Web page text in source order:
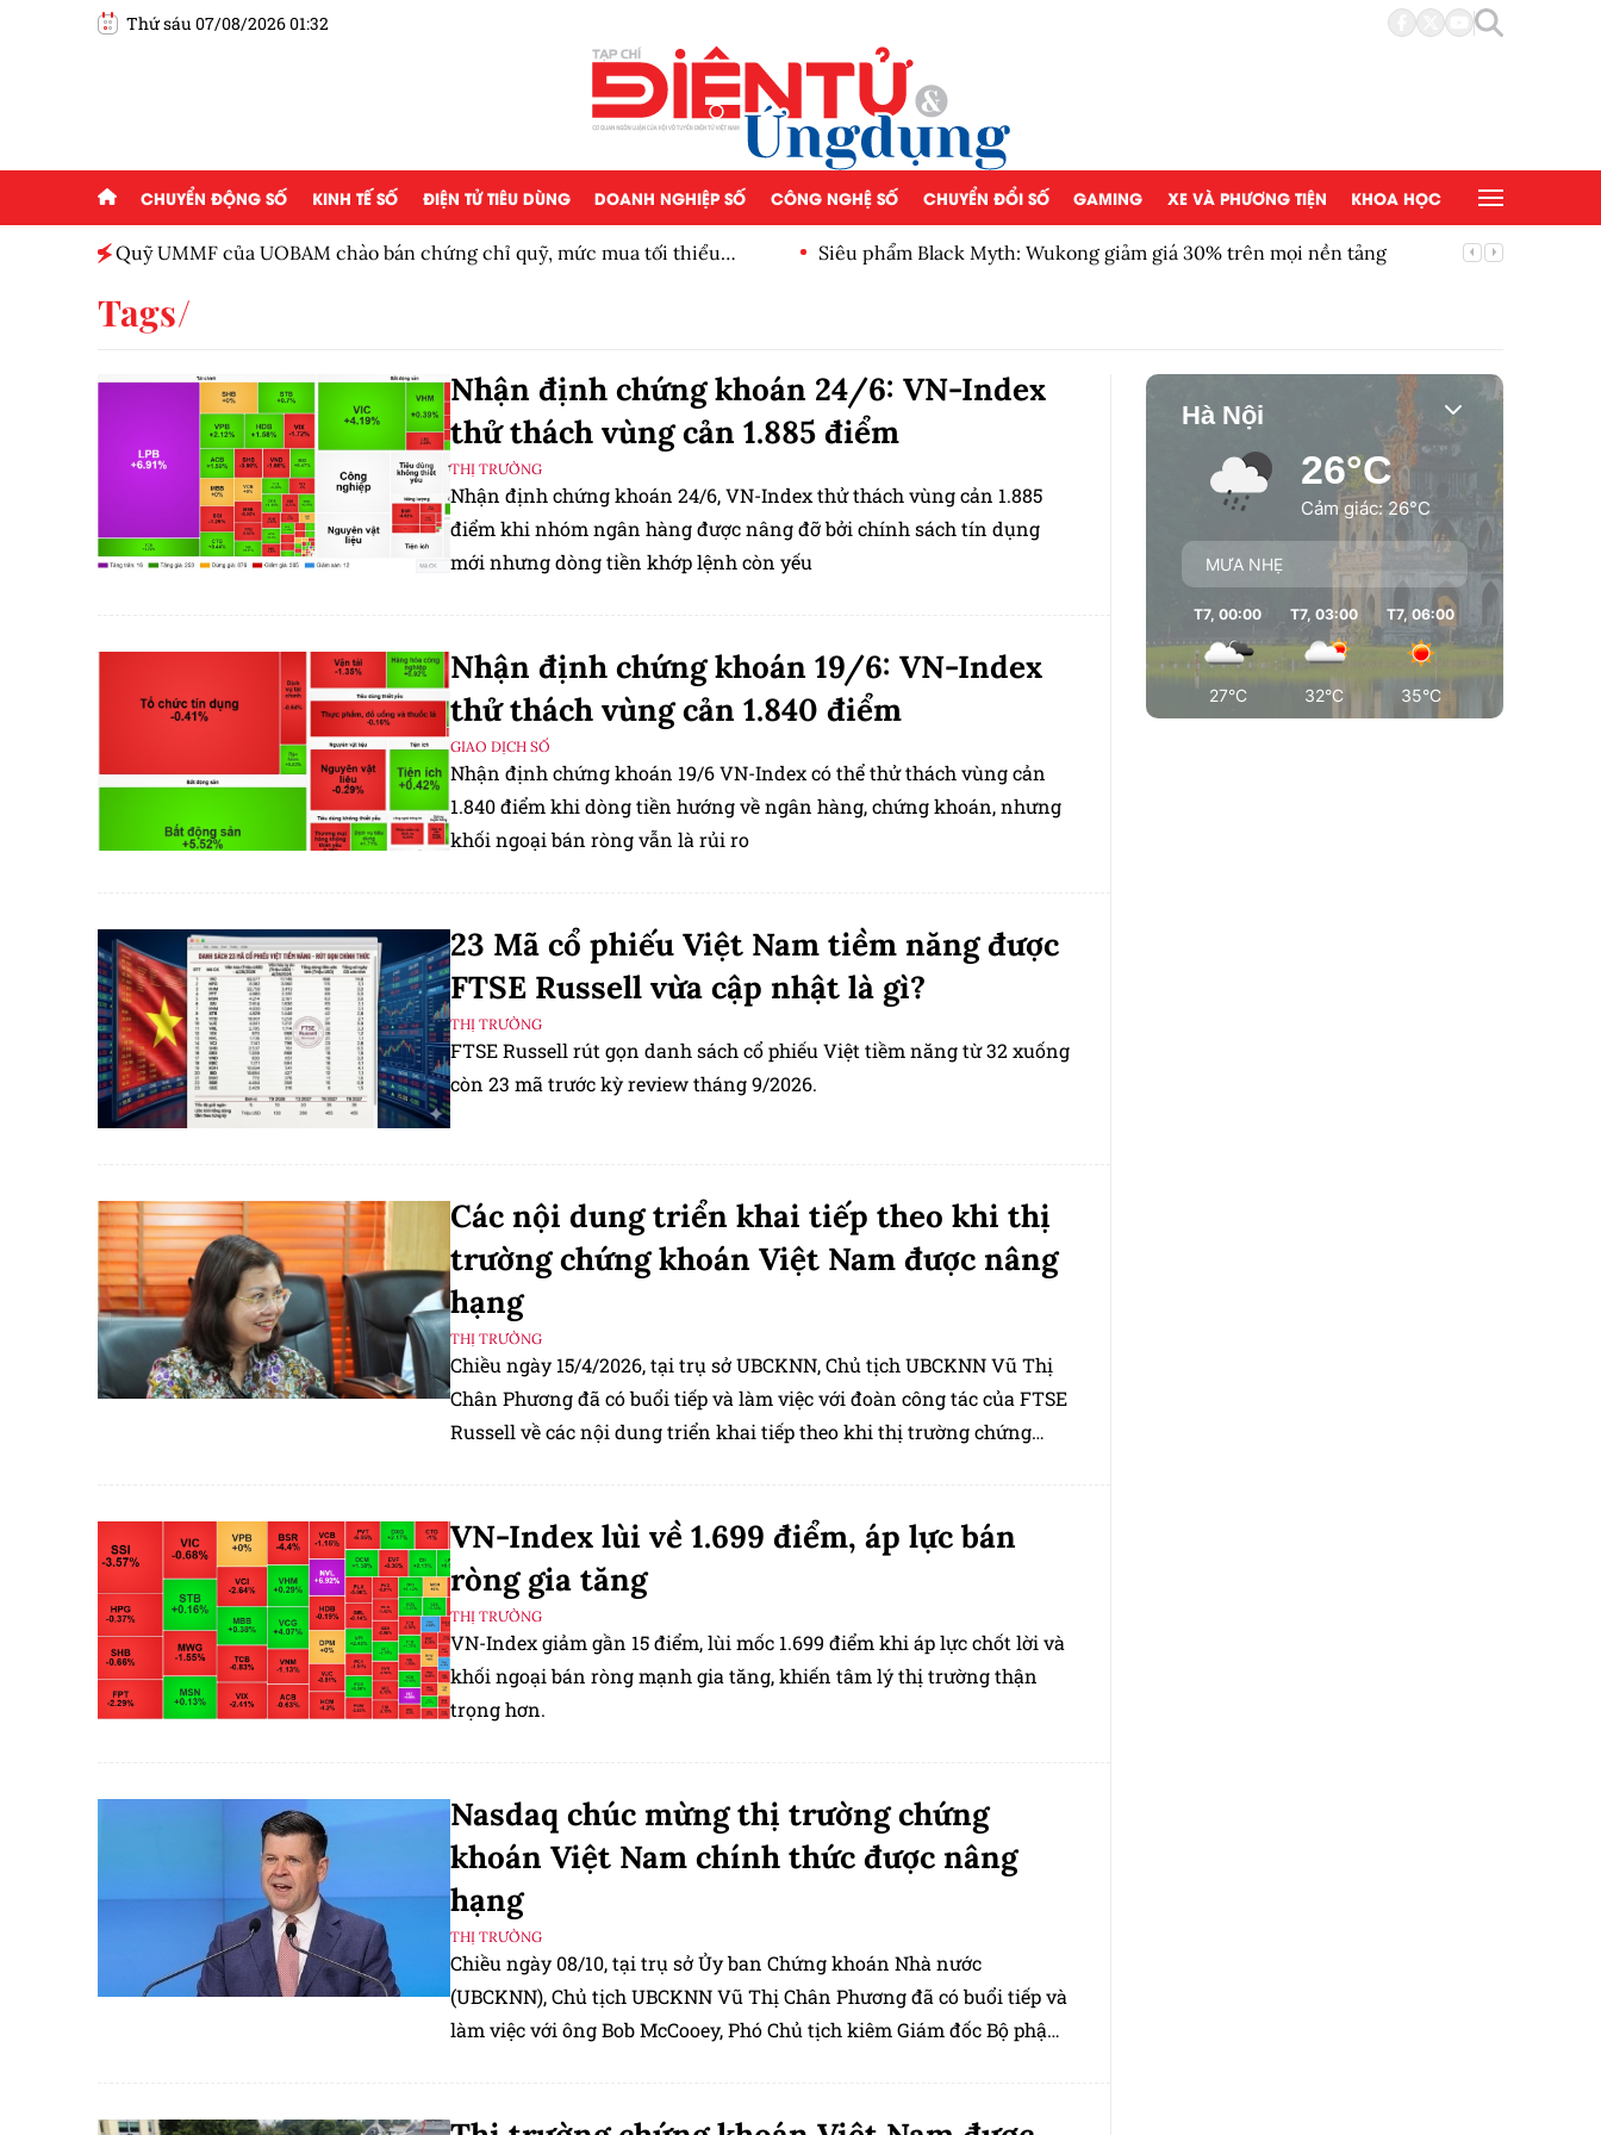
Thứ sáu 07/08/2026 01:32
CHUYỂN ĐỘNG SỐ KINH TẾ SỐ ĐIỆN TỬ TIÊU DÙNG DOANH NGHIỆP SỐ CÔNG NGHỆ SỐ CHUYỂN ĐỔI SỐ GAMING XE VÀ PHƯƠNG TIỆN KHOA HỌC
Quỹ UMMF của UOBAM chào bán chứng chỉ quỹ, mức mua tối thiểu
Siêu phẩm Black Myth: Wukong giảm giá 30% trên mọi nền tảng
Tags
Nhận định chứng khoán 24/6: VN-Index
thử thách vùng cản 1.885 điểm
THỊ TRƯỜNG
Nhận định chứng khoán 24/6, VN-Index thử thách vùng cản 1.885
điểm khi nhóm ngân hàng được nâng đỡ bởi chính sách tín dụng
mới nhưng dòng tiền khớp lệnh còn yếu
Nhận định chứng khoán 19/6: VN-Index
thử thách vùng cản 1.840 điểm
GIAO DỊCH SỐ
Nhận định chứng khoán 19/6 VN-Index có thể thử thách vùng cản
1.840 điểm khi dòng tiền hướng về ngân hàng, chứng khoán, nhưng
khối ngoại bán ròng vẫn là rủi ro
23 Mã cổ phiếu Việt Nam tiềm năng được
FTSE Russell vừa cập nhật là gì?
THỊ TRƯỜNG
FTSE Russell rút gọn danh sách cổ phiếu Việt tiềm năng từ 32 xuống
còn 23 mã trước kỳ review tháng 9/2026.
Các nội dung triển khai tiếp theo khi thị
trường chứng khoán Việt Nam được nâng
hạng
THỊ TRƯỜNG
Chiều ngày 15/4/2026, tại trụ sở UBCKNN, Chủ tịch UBCKNN Vũ Thị
Chân Phương đã có buổi tiếp và làm việc với đoàn công tác của FTSE
Russell về các nội dung triển khai tiếp theo khi thị trường chứng
VN-Index lùi về 1.699 điểm, áp lực bán
ròng gia tăng
THỊ TRƯỜNG
VN-Index giảm gần 15 điểm, lùi mốc 1.699 điểm khi áp lực chốt lời và
khối ngoại bán ròng mạnh gia tăng, khiến tâm lý thị trường thận
trọng hơn.
Nasdaq chúc mừng thị trường chứng
khoán Việt Nam chính thức được nâng
hạng
THỊ TRƯỜNG
Chiều ngày 08/10, tại trụ sở Ủy ban Chứng khoán Nhà nước
(UBCKNN), Chủ tịch UBCKNN Vũ Thị Chân Phương đã có buổi tiếp và
làm việc với ông Bob McCooey, Phó Chủ tịch kiêm Giám đốc Bộ phận
Hà Nội
26°C
Cảm giác: 26°C
MƯA NHẸ
T7, 00:00
27°C
T7, 03:00
32°C
T7, 06:00
35°C